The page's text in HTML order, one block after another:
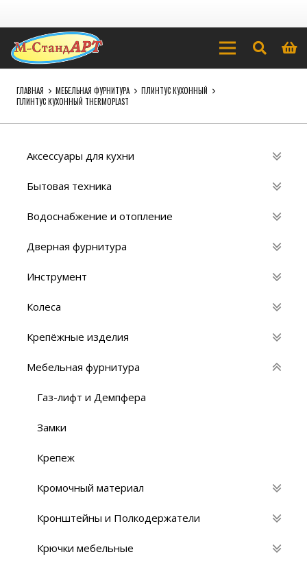
ГЛАВНАЯ МЕБЕЛЬНАЯ ФУРНИТУРА
ПЛИНТУС КУХОННЫЙ
ПЛИНТУС КУХОННЫЙ THERMOPLAST
Аксессуары для кухни
Бытовая техника
Водоснабжение и отопление
Дверная фурнитура
Инструмент
Колеса
Крепёжные изделия
Мебельная фурнитура
Газ-лифт и Демпфера
Замки
Крепеж
Кромочный материал
Кронштейны и Полкодержатели
Крючки мебельные